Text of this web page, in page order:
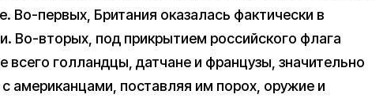
Во-первых, Британия оказалась фактически в
Во-вторых, под прикрытием российского флага
всего голландцы, датчане и французы, значительно
американцами, поставляя им порох, оружие и